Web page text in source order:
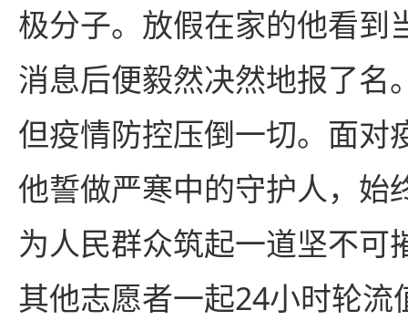
极分子。放假在家的他看到
消息后便毅然决然地报了名
但疫情防控压倒一切。面对
他誓做严寒中的守护人，始
为人民群众筑起一道坚不可
其他志愿者一起24小时轮流